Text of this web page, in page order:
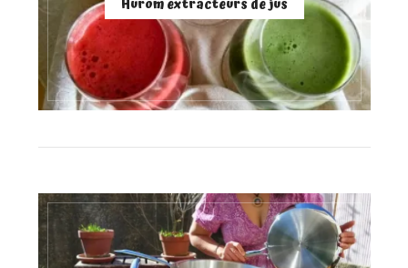
Hurom extracteurs de jus